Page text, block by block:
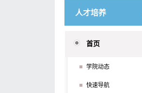
人才培养
首页
学院动态
快速导航